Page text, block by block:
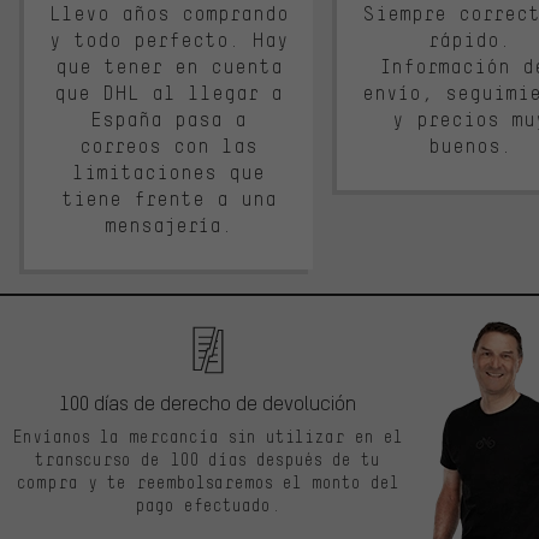
Llevo años comprando
y todo perfecto. Hay
que tener en cuenta
que DHL al llegar a
España pasa a
correos con las
limitaciones que
tiene frente a una
mensajería.
Siempre
rápido.
Información
envío,
y precios
buenos.
100 días de derecho de devolución
Envíanos la mercancía sin utilizar en el
transcurso de 100 días después de tu
compra y te reembolsaremos el monto del
pago efectuado.